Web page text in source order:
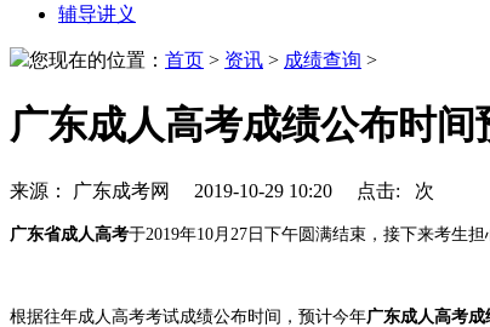
辅导讲义
您现在的位置： 首页 > 资讯 > 成绩查询 >
广东成人高考成绩公布时间
来源： 广东成考网 2019-10-29 10:20 点击: 次
广东省成人高考于2019年10月27日下午圆满结束，接下来考生
根据往年成人高考考试成绩公布时间，预计今年广东成人高考成